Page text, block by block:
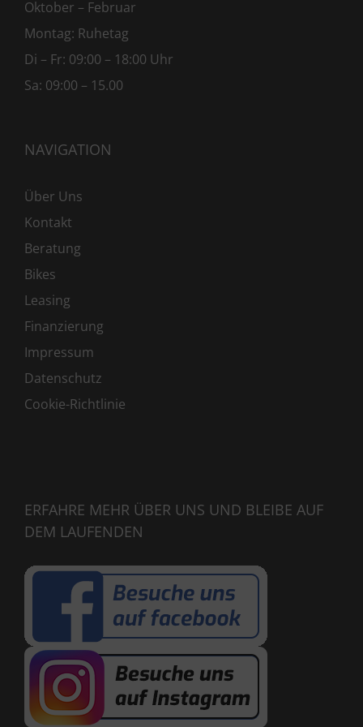
Oktober – Februar
Montag: Ruhetag
Di – Fr: 09:00 – 18:00 Uhr
Sa: 09:00 – 15.00
NAVIGATION
Über Uns
Kontakt
Beratung
Bikes
Leasing
Finanzierung
Impressum
Datenschutz
Cookie-Richtlinie
ERFAHRE MEHR ÜBER UNS UND BLEIBE AUF
DEM LAUFENDEN